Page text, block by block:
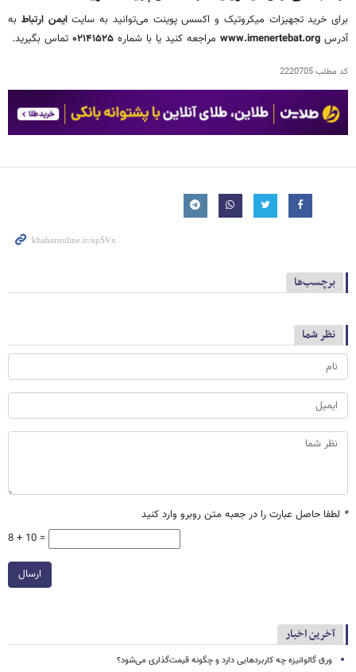
برای خرید تجهیزات میکروتیک و اکسس پوینت می‌توانید به سایتایمن ارتباط به
آدرس www.imenertebat.org مراجعه کنید یا با شماره ۰۲۱۴۱۵۲۵ تماس بگیرید.
کد مطلب2220705
برچسب‌ها
نظر شما
* لطفا حاصل عبارت را در جعبه متن روبرو وارد کنید
8 + 10 =
ارسال
آخرین اخبار
ورق گالوانیزه چه کاربردهایی دارد و چگونه قیمت‌گذاری می‌شود؟